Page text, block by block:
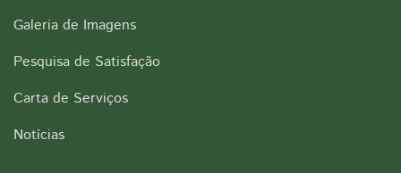
Galeria de Imagens
Pesquisa de Satisfação
Carta de Serviços
Notícias